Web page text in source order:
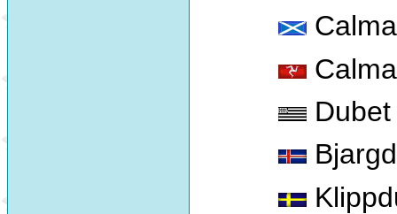
Dubet